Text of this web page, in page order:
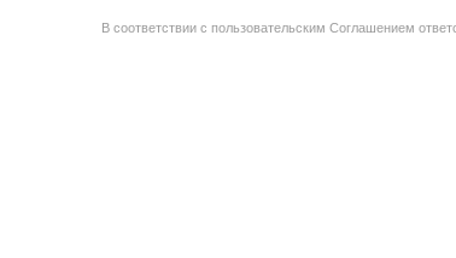
В соответствии с пользовательским Соглашением